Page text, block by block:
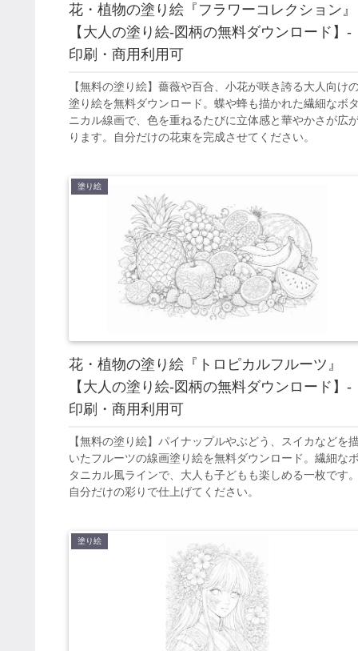
花・植物の塗り絵『フラワーコレクション』
【大人の塗り絵-図柄の無料ダウンロード】-
印刷・商用利用可
【無料の塗り絵】薔薇や百合、小花が咲き誇る大人向け
塗り絵を無料ダウンロード。蝶や蜂も描かれた繊細なボ
ニカル線画で、色を重ねるたびに立体感と華やかさが広
ります。自分だけの花束を完成させてください。
塗り絵
花・植物の塗り絵『トロピカルフルーツ』
【大人の塗り絵-図柄の無料ダウンロード】-
印刷・商用利用可
【無料の塗り絵】パイナップルやぶどう、スイカなどを
いたフルーツの線画塗り絵を無料ダウンロード。繊細な
タニカル風ラインで、大人も子どもも楽しめる一枚です
自分だけの彩りで仕上げてください。
塗り絵